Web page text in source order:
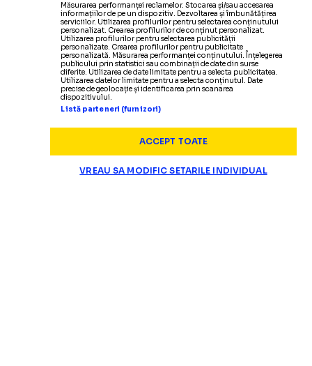
Măsurarea performanței reclamelor. Stocarea și/sau accesarea
informațiilor de pe un dispozitiv. Dezvoltarea și îmbunătățirea
serviciilor. Utilizarea profilurilor pentru selectarea conținutului
personalizat. Crearea profilurilor de conținut personalizat.
Utilizarea profilurilor pentru selectarea publicității
personalizate. Crearea profilurilor pentru publicitate
personalizată. Măsurarea performanței conținutului. Înțelegerea
publicului prin statistici sau combinații de date din surse
diferite. Utilizarea de date limitate pentru a selecta publicitatea.
Utilizarea datelor limitate pentru a selecta conținutul. Date
precise de geolocație și identificarea prin scanarea
dispozitivului.
Listă parteneri (furnizori)
ACCEPT TOATE
VREAU SA MODIFIC SETARILE INDIVIDUAL